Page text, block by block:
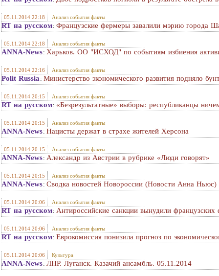
05.11.2014 22:18 Анализ события факты
RT на русском: Французские фермеры завалили мэрию города
05.11.2014 22:18 Анализ события факты
ANNA-News: Харьков. ОО "ИСХОД" по событиям избиения
05.11.2014 22:16 Анализ события факты
Polit Russia : Министерство экономического развития подняло
05.11.2014 20:15 Анализ события факты
RT на русском: «Безрезультатные» выборы: республиканцы
05.11.2014 20:15 Анализ события факты
ANNA-News: Нацисты держат в страхе жителей Херсона
05.11.2014 20:15 Анализ события факты
ANNA-News: Александр из Австрии в рубрике «Люди говорят»
05.11.2014 20:15 Анализ события факты
ANNA-News: Сводка новостей Новороссии (Новости Анна Ньюс)
05.11.2014 20:06 Анализ события факты
RT на русском: Антироссийские санкции вынудили
05.11.2014 20:06 Анализ события факты
RT на русском: Еврокомиссия понизила прогноз по
05.11.2014 20:06 Культура
ANNA-News: ЛНР. Луганск. Казачий ансамбль. 05.11.2014